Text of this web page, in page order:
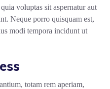
voluptas sit aspernatur aut
Neque porro quisquam est,
modi tempora incidunt ut
totam rem aperiam,